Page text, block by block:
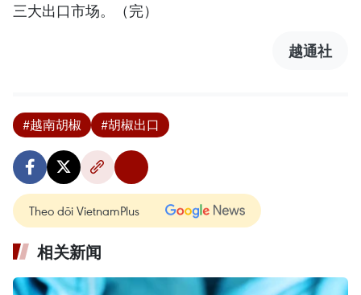
三大出口市场。（完）
越通社
#越南胡椒 #胡椒出口
Theo dõi VietnamPlus
相关新闻